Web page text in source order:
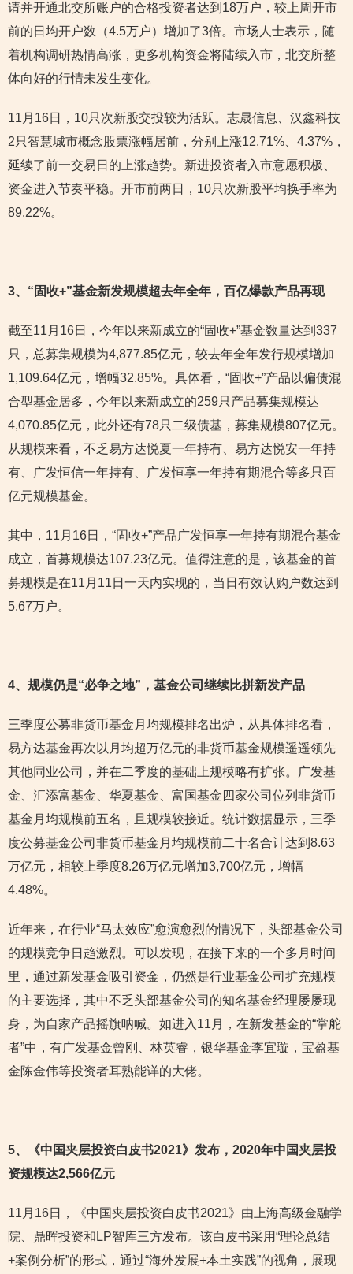
请并开通北交所账户的合格投资者达到18万户，较上周开市
前的日均开户数（4.5万户）增加了3倍。市场人士表示，随
着机构调研热情高涨，更多机构资金将陆续入市，北交所整
体向好的行情未发生变化。
11月16日，10只次新股交投较为活跃。志晟信息、汉鑫科技
2只智慧城市概念股票涨幅居前，分别上涨12.71%、4.37%，
延续了前一交易日的上涨趋势。新进投资者入市意愿积极、
资金进入节奏平稳。开市前两日，10只次新股平均换手率为
89.22%。
3、“固收+”基金新发规模超去年全年，百亿爆款产品再现
截至11月16日，今年以来新成立的“固收+”基金数量达到337
只，总募集规模为4,877.85亿元，较去年全年发行规模增加
1,109.64亿元，增幅32.85%。具体看，“固收+”产品以偏债混
合型基金居多，今年以来新成立的259只产品募集规模达
4,070.85亿元，此外还有78只二级债基，募集规模807亿元。
从规模来看，不乏易方达悦夏一年持有、易方达悦安一年持
有、广发恒信一年持有、广发恒享一年持有期混合等多只百
亿元规模基金。
其中，11月16日，“固收+”产品广发恒享一年持有期混合基金
成立，首募规模达107.23亿元。值得注意的是，该基金的首
募规模是在11月11日一天内实现的，当日有效认购户数达到
5.67万户。
4、规模仍是“必争之地”，基金公司继续比拼新发产品
三季度公募非货币基金月均规模排名出炉，从具体排名看，
易方达基金再次以月均超万亿元的非货币基金规模遥遥领先
其他同业公司，并在二季度的基础上规模略有扩张。广发基
金、汇添富基金、华夏基金、富国基金四家公司位列非货币
基金月均规模前五名，且规模较接近。统计数据显示，三季
度公募基金公司非货币基金月均规模前二十名合计达到8.63
万亿元，相较上季度8.26万亿元增加3,700亿元，增幅
4.48%。
近年来，在行业“马太效应”愈演愈烈的情况下，头部基金公司
的规模竞争日趋激烈。可以发现，在接下来的一个多月时间
里，通过新发基金吸引资金，仍然是行业基金公司扩充规模
的主要选择，其中不乏头部基金公司的知名基金经理屡屡现
身，为自家产品摇旗呐喊。如进入11月，在新发基金的“掌舵
者”中，有广发基金曾刚、林英睿，银华基金李宜璇，宝盈基
金陈金伟等投资者耳熟能详的大佬。
5、《中国夹层投资白皮书2021》发布，2020年中国夹层投
资规模达2,566亿元
11月16日，《中国夹层投资白皮书2021》由上海高级金融学
院、鼎晖投资和LP智库三方发布。该白皮书采用“理论总结
+案例分析”的形式，通过“海外发展+本土实践”的视角，展现